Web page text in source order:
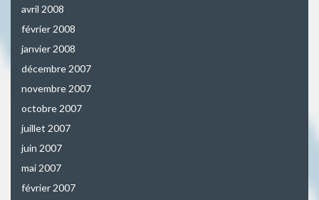
avril 2008
février 2008
janvier 2008
décembre 2007
novembre 2007
octobre 2007
juillet 2007
juin 2007
mai 2007
février 2007